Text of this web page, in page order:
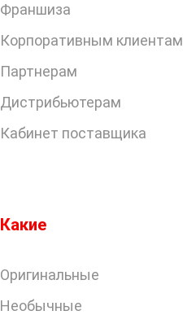
Франшиза
Корпоративным клиентам
Партнерам
Дистрибьютерам
Кабинет поставщика
Какие
Оригинальные
Необычные